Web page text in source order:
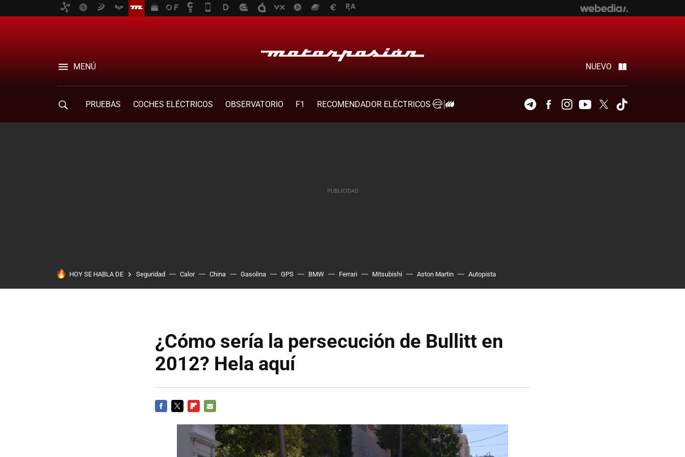
MENÚ NUEVO
PRUEBAS COCHES ELÉCTRICOS OBSERVATORIO F1
RECOMENDADOR ELÉCTRICOS
TelegramFacebookInstagramYoutubeTwitter
HOY SE HABLA DE Seguridad Calor China Gasolina GPS BMW Ferrari Mitsubishi Aston Martin Autopista
¿Cómo sería la persecución de Bullitt en
2012? Hela aquí
MAIL